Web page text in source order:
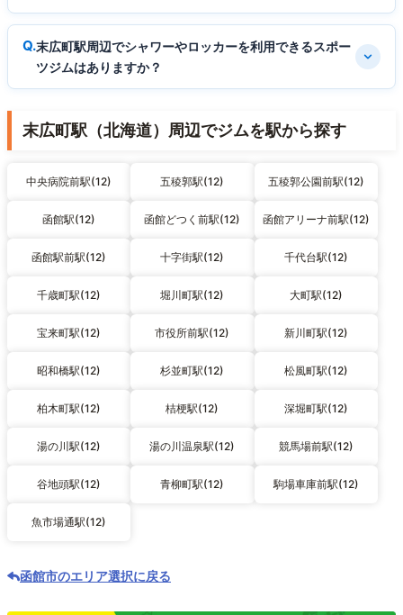
末広町駅周辺でシャワーやロッカーを利用できるスポー
ツジムはありますか？
末広町駅（北海道）周辺でジムを駅から探す
中央病院前駅(12) 五稜郭駅(12) 五稜郭公園前駅(12)
函館駅(12) 函館どつく前駅(12) 函館アリーナ前駅(12)
函館駅前駅(12) 十字街駅(12) 千代台駅(12)
千歳町駅(12) 堀川町駅(12) 大町駅(12)
宝来町駅(12) 市役所前駅(12) 新川町駅(12)
昭和橋駅(12) 杉並町駅(12) 松風町駅(12)
柏木町駅(12) 桔梗駅(12) 深堀町駅(12)
湯の川駅(12) 湯の川温泉駅(12) 競馬場前駅(12)
谷地頭駅(12) 青柳町駅(12) 駒場車庫前駅(12)
魚市場通駅(12)
函館市のエリア選択に戻る